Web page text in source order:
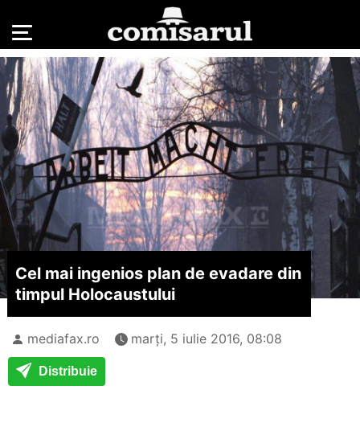
Cel mai ingenios plan de evadare din
timpul Holocaustului
mediafax.ro marți, 5 iulie 2016, 08:08
Distribuie